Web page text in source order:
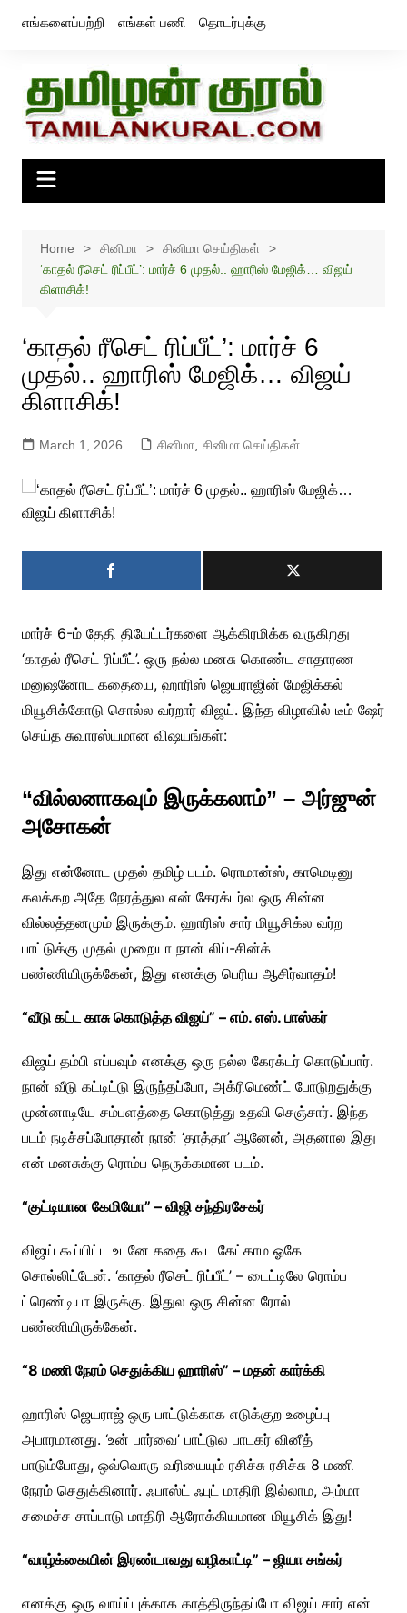
எங்களைப்பற்றி எங்கள் பணி தொடர்புக்கு
Home சினிமா
சினிமா செய்திகள்
‘காதல் ரீசெட் ரிப்பீட்’: மார்ச் 6 முதல்.. ஹாரிஸ் மேஜிக்… விஜய்
கிளாசிக்!
‘காதல் ரீசெட் ரிப்பீட்’: மார்ச் 6
முதல்.. ஹாரிஸ் மேஜிக்… விஜய்
கிளாசிக்!
March 1, 2026 சினிமா, சினிமா செய்திகள்
மார்ச் 6-ம் தேதி தியேட்டர்களை ஆக்கிரமிக்க வருகிறது
‘காதல் ரீசெட் ரிப்பீட்’. ஒரு நல்ல மனசு கொண்ட சாதாரண
மனுஷனோட கதையை, ஹாரிஸ் ஜெயராஜின் மேஜிக்கல்
மியூசிக்கோடு சொல்ல வர்றார் விஜய். இந்த விழாவில் டீம் ஷேர்
செய்த சுவாரஸ்யமான விஷயங்கள்:
“வில்லனாகவும் இருக்கலாம்” – அர்ஜுன்
அசோகன்
இது என்னோட முதல் தமிழ் படம். ரொமான்ஸ், காமெடினு
கலக்கற அதே நேரத்துல என் கேரக்டர்ல ஒரு சின்ன
வில்லத்தனமும் இருக்கும். ஹாரிஸ் சார் மியூசிக்ல வர்ற
பாட்டுக்கு முதல் முறையா நான் லிப்-சின்க்
பண்ணியிருக்கேன், இது எனக்கு பெரிய ஆசிர்வாதம்!
“வீடு கட்ட காசு கொடுத்த விஜய்” – எம். எஸ். பாஸ்கர்
விஜய் தம்பி எப்பவும் எனக்கு ஒரு நல்ல கேரக்டர் கொடுப்பார்.
நான் வீடு கட்டிட்டு இருந்தப்போ, அக்ரிமெண்ட் போடுறதுக்கு
முன்னாடியே சம்பளத்தை கொடுத்து உதவி செஞ்சார். இந்த
படம் நடிச்சப்போதான் நான் ‘தாத்தா’ ஆனேன், அதனால இது
என் மனசுக்கு ரொம்ப நெருக்கமான படம்.
“குட்டியான கேமியோ” – விஜி சந்திரசேகர்
விஜய் கூப்பிட்ட உடனே கதை கூட கேட்காம ஓகே
சொல்லிட்டேன். ‘காதல் ரீசெட் ரிப்பீட்’ – டைட்டிலே ரொம்ப
ட்ரெண்டியா இருக்கு. இதுல ஒரு சின்ன ரோல்
பண்ணியிருக்கேன்.
“8 மணி நேரம் செதுக்கிய ஹாரிஸ்” – மதன் கார்க்கி
ஹாரிஸ் ஜெயராஜ் ஒரு பாட்டுக்காக எடுக்குற உழைப்பு
அபாரமானது. ‘உன் பார்வை’ பாட்டுல பாடகர் வினீத்
பாடும்போது, ஒவ்வொரு வரியையும் ரசிச்சு ரசிச்சு 8 மணி
நேரம் செதுக்கினார். ஃபாஸ்ட் ஃபுட் மாதிரி இல்லாம, அம்மா
சமைச்ச சாப்பாடு மாதிரி ஆரோக்கியமான மியூசிக் இது!
“வாழ்க்கையின் இரண்டாவது வழிகாட்டி” – ஜியா சங்கர்
எனக்கு ஒரு வாய்ப்புக்காக காத்திருந்தப்போ விஜய் சார் என்